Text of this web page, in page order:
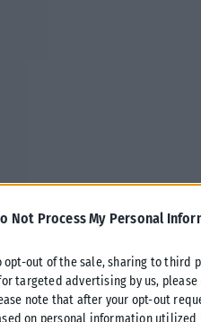
Not Process My Personal
opt-out of the sale, sharing to third
targeted advertising by us,
note that after your opt-out
on personal information
Ελευθερίου